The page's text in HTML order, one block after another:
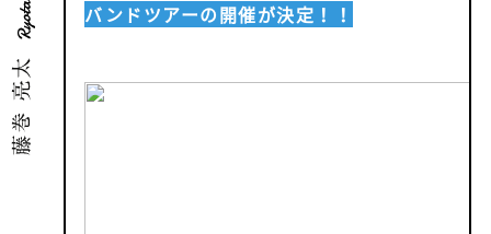
バンドツアーの開催が決定！！